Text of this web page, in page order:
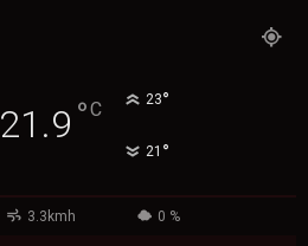
21.9 °C 23°
21 °
3.3kmh 0 %